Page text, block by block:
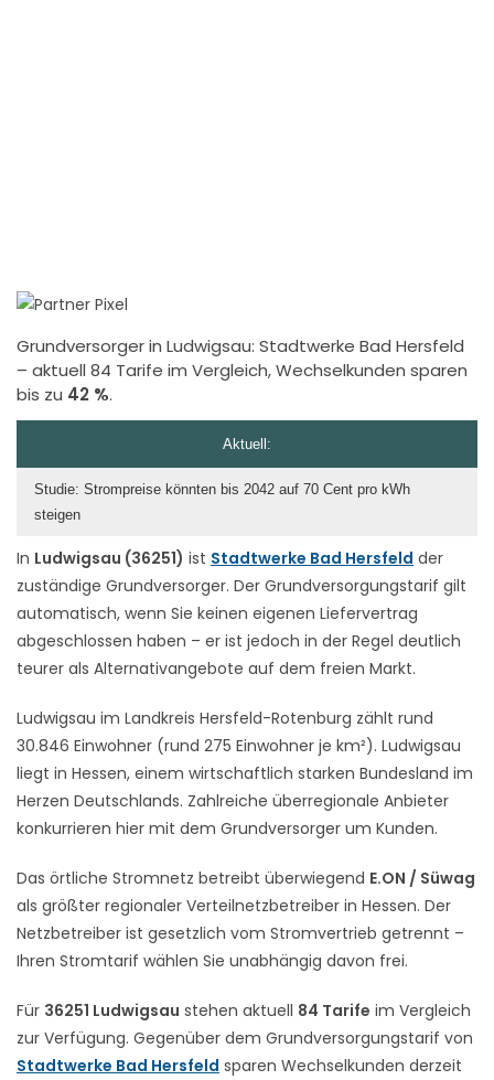
Grundversorger in Ludwigsau: Stadtwerke Bad Hersfeld
– aktuell 84 Tarife im Vergleich, Wechselkunden sparen
bis zu 42 %.
In Ludwigsau (36251) ist Stadtwerke Bad Hersfeld der
zuständige Grundversorger. Der Grundversorgungstarif gilt
automatisch, wenn Sie keinen eigenen Liefervertrag
abgeschlossen haben – er ist jedoch in der Regel deutlich
teurer als Alternativangebote auf dem freien Markt.
Ludwigsau im Landkreis Hersfeld-Rotenburg zählt rund
30.846 Einwohner (rund 275 Einwohner je km²). Ludwigsau
liegt in Hessen, einem wirtschaftlich starken Bundesland im
Herzen Deutschlands. Zahlreiche überregionale Anbieter
konkurrieren hier mit dem Grundversorger um Kunden.
Das örtliche Stromnetz betreibt überwiegend E.ON / Süwag
als größter regionaler Verteilnetzbetreiber in Hessen. Der
Netzbetreiber ist gesetzlich vom Stromvertrieb getrennt –
Ihren Stromtarif wählen Sie unabhängig davon frei.
Für 36251 Ludwigsau stehen aktuell 84 Tarife im Vergleich
zur Verfügung. Gegenüber dem Grundversorgungstarif von
Stadtwerke Bad Hersfeld sparen Wechselkunden derzeit
Aktuell:
Studie: Strompreise könnten bis 2042 auf 70 Cent pro kWh
steigen